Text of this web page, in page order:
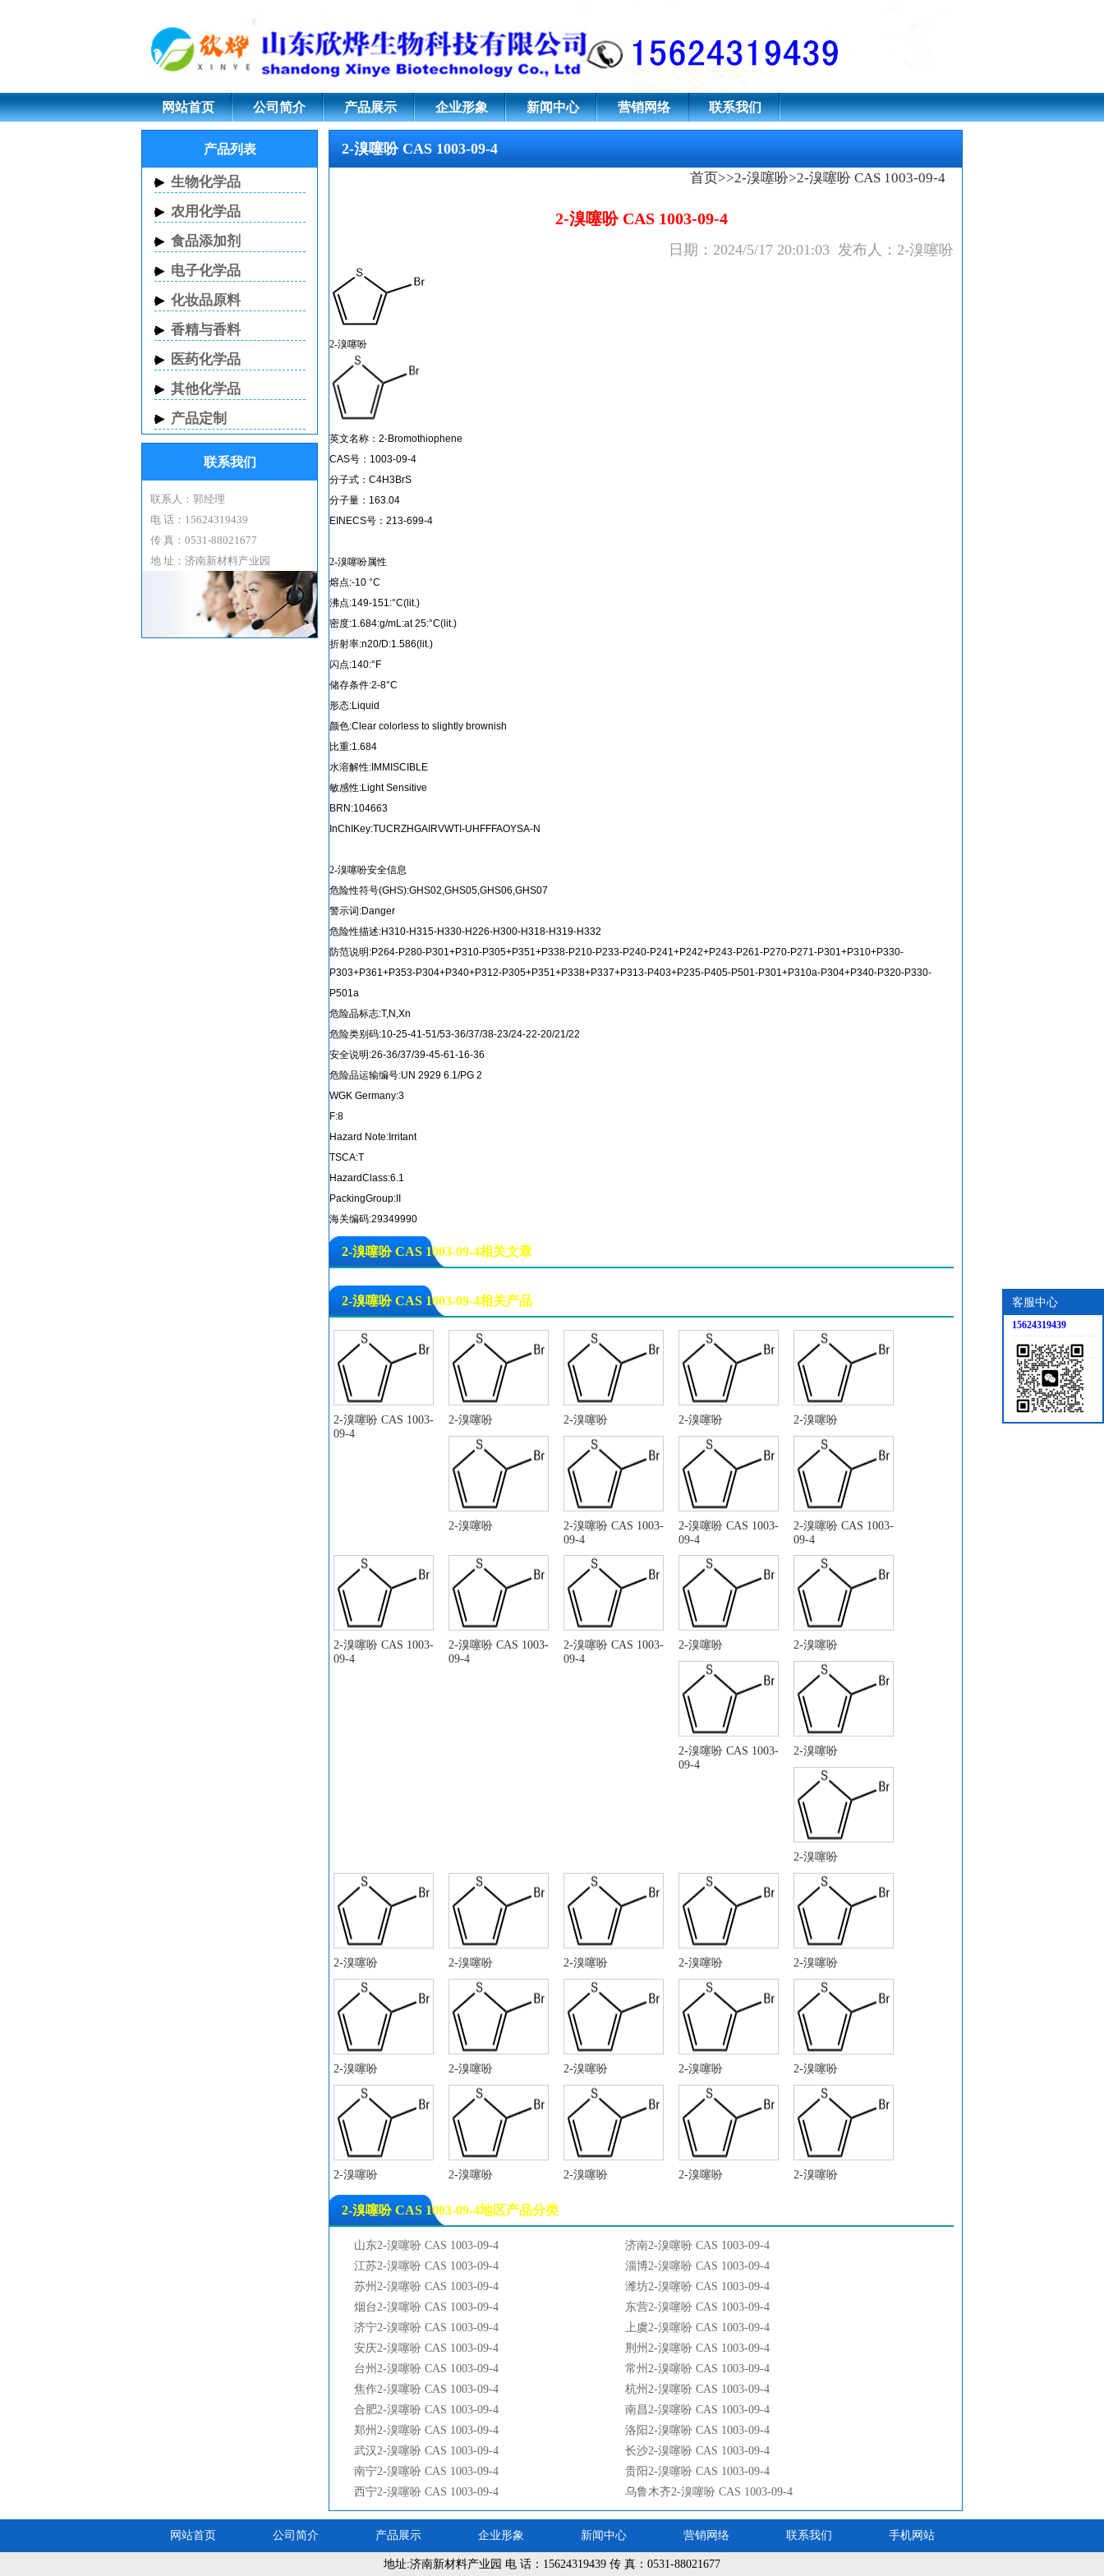
2-溴噻吩 CAS 1003-09-4
网站首页 公司简介 产品展示 企业形象 新闻中心 营销网络 联系我们
2-溴噻吩 CAS 1003-09-4
首页>>2-溴噻吩>2-溴噻吩 CAS 1003-09-4
2-溴噻吩 CAS 1003-09-4
日期：2024/5/17 20:01:03 发布人：2-溴噻吩
2-溴噻吩
英文名称：2-Bromothiophene
CAS号：1003-09-4
分子式：C4H3BrS
分子量：163.04
EINECS号：213-699-4
2-溴噻吩属性
熔点:-10 °C
沸点:149-151:°C(lit.)
密度:1.684:g/mL:at 25:°C(lit.)
折射率:n20/D:1.586(lit.)
闪点:140:°F
储存条件:2-8°C
形态:Liquid
颜色:Clear colorless to slightly brownish
比重:1.684
水溶解性:IMMISCIBLE
敏感性:Light Sensitive
BRN:104663
InChIKey:TUCRZHGAIRVWTI-UHFFFAOYSA-N
2-溴噻吩安全信息
危险性符号(GHS):GHS02,GHS05,GHS06,GHS07
警示词:Danger
危险性描述:H310-H315-H330-H226-H300-H318-H319-H332
防范说明:P264-P280-P301+P310-P305+P351+P338-P210-P233-P240-P241+P242+P243-P261-P270-P271-P301+P310+P330-
P303+P361+P353-P304+P340+P312-P305+P351+P338+P337+P313-P403+P235-P405-P501-P301+P310a-P304+P340-P320-P330-
P501a
危险品标志:T,N,Xn
危险类别码:10-25-41-51/53-36/37/38-23/24-22-20/21/22
安全说明:26-36/37/39-45-61-16-36
危险品运输编号:UN 2929 6.1/PG 2
WGK Germany:3
F:8
Hazard Note:Irritant
TSCA:T
HazardClass:6.1
PackingGroup:II
海关编码:29349990
2-溴噻吩 CAS 1003-09-4相关文章
2-溴噻吩
2-溴噻吩 CAS 1003-09-4相关产品
2-溴噻吩 CAS 1003-
09-4
2-溴噻吩 2-溴噻吩 2-溴噻吩 2-溴噻吩
2-溴噻吩
2-溴噻吩 CAS 1003-
09-4
2-溴噻吩 CAS 1003-
09-4
2-溴噻吩 CAS 1003-
09-4
2-溴噻吩 CAS 1003-
09-4
2-溴噻吩 CAS 1003-
09-4
2-溴噻吩 CAS 1003-
09-4
2-溴噻吩 2-溴噻吩
2-溴噻吩 CAS 1003-
09-4
2-溴噻吩
2-溴噻吩
2-溴噻吩 2-溴噻吩 2-溴噻吩 2-溴噻吩 2-溴噻吩
2-溴噻吩 2-溴噻吩 2-溴噻吩 2-溴噻吩 2-溴噻吩
2-溴噻吩 2-溴噻吩 2-溴噻吩 2-溴噻吩 2-溴噻吩
2-溴噻吩 CAS 1003-09-4地区产品分类
山东2-溴噻吩 CAS 1003-09-4
济南2-溴噻吩 CAS 1003-09-4
江苏2-溴噻吩 CAS 1003-09-4
淄博2-溴噻吩 CAS 1003-09-4
苏州2-溴噻吩 CAS 1003-09-4
潍坊2-溴噻吩 CAS 1003-09-4
烟台2-溴噻吩 CAS 1003-09-4
东营2-溴噻吩 CAS 1003-09-4
济宁2-溴噻吩 CAS 1003-09-4
上虞2-溴噻吩 CAS 1003-09-4
安庆2-溴噻吩 CAS 1003-09-4
荆州2-溴噻吩 CAS 1003-09-4
台州2-溴噻吩 CAS 1003-09-4
常州2-溴噻吩 CAS 1003-09-4
焦作2-溴噻吩 CAS 1003-09-4
杭州2-溴噻吩 CAS 1003-09-4
合肥2-溴噻吩 CAS 1003-09-4
南昌2-溴噻吩 CAS 1003-09-4
郑州2-溴噻吩 CAS 1003-09-4
洛阳2-溴噻吩 CAS 1003-09-4
武汉2-溴噻吩 CAS 1003-09-4
长沙2-溴噻吩 CAS 1003-09-4
南宁2-溴噻吩 CAS 1003-09-4
贵阳2-溴噻吩 CAS 1003-09-4
西宁2-溴噻吩 CAS 1003-09-4
乌鲁木齐2-溴噻吩 CAS 1003-09-4
产品列表
生物化学品
农用化学品
食品添加剂
电子化学品
化妆品原料
香精与香料
医药化学品
其他化学品
产品定制
联系我们
联系人：郭经理
电 话：15624319439
传 真：0531-88021677
地 址：济南新材料产业园
网站首页 公司简介 产品展示 企业形象 新闻中心 营销网络 联系我们 手机网站
地址:济南新材料产业园 电 话：15624319439 传 真：0531-88021677
客服中心
15624319439